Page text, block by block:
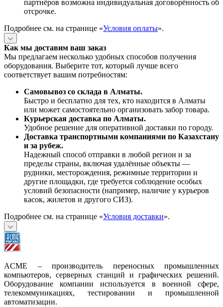
партнёров возможна индивидуальная договорённость об
отсрочке.
Подробнее см. на странице «Условия оплаты».
Как мы доставим ваш заказ
Мы предлагаем несколько удобных способов получения
оборудования. Выберите тот, который лучше всего
соответствует вашим потребностям:
Самовывоз со склада в Алматы.
Быстро и бесплатно для тех, кто находится в Алматы
или может самостоятельно организовать забор товара.
Курьерская доставка по Алматы.
Удобное решение для оперативной доставки по городу.
Доставка транспортными компаниями по Казахстану
и за рубеж.
Надежный способ отправки в любой регион и за
пределы страны, включая удалённые объекты —
рудники, месторождения, режимные территории и
другие площадки, где требуется соблюдение особых
условий безопасности (например, наличие у курьеров
касок, жилетов и другого СИЗ).
Подробнее см. на странице «Условия доставки».
ACME – производитель переносных промышленных
компьютеров, серверных станций и графических решений.
Оборудование компании используется в военной сфере,
телекоммуникациях, тестировании и промышленной
автоматизации.